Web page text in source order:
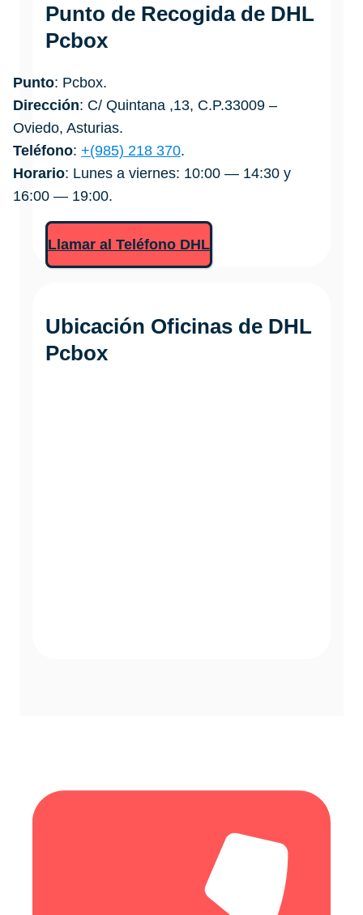
Punto de Recogida de DHL
Pcbox
Punto: Pcbox.
Dirección: C/ Quintana ,13, C.P.33009 –
Oviedo, Asturias.
Teléfono: +(985) 218 370.
Horario: Lunes a viernes: 10:00 — 14:30 y
16:00 — 19:00.
Llamar al Teléfono DHL
Ubicación Oficinas de DHL
Pcbox